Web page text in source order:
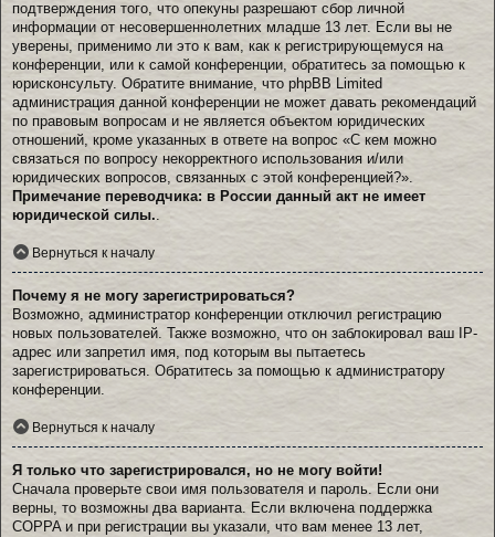
подтверждения того, что опекуны разрешают сбор личной
информации от несовершеннолетних младше 13 лет. Если вы не
уверены, применимо ли это к вам, как к регистрирующемуся на
конференции, или к самой конференции, обратитесь за помощью к
юрисконсульту. Обратите внимание, что phpBB Limited
администрация данной конференции не может давать рекомендаций
по правовым вопросам и не является объектом юридических
отношений, кроме указанных в ответе на вопрос «С кем можно
связаться по вопросу некорректного использования и/или
юридических вопросов, связанных с этой конференцией?».
Примечание переводчика: в России данный акт не имеет
юридической силы..
Вернуться к началу
Почему я не могу зарегистрироваться?
Возможно, администратор конференции отключил регистрацию
новых пользователей. Также возможно, что он заблокировал ваш IP-
адрес или запретил имя, под которым вы пытаетесь
зарегистрироваться. Обратитесь за помощью к администратору
конференции.
Вернуться к началу
Я только что зарегистрировался, но не могу войти!
Сначала проверьте свои имя пользователя и пароль. Если они
верны, то возможны два варианта. Если включена поддержка
COPPA и при регистрации вы указали, что вам менее 13 лет,